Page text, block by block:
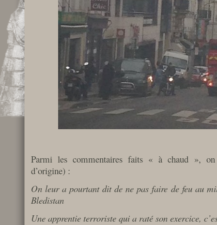
Parmi les commentaires faits « à chaud », on
d’origine) :
On leur a pourtant dit de ne pas faire de feu au
Bledistan
Une apprentie terroriste qui a raté son exercice,